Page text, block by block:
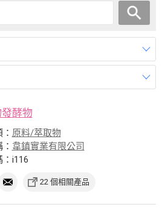
酵物
原料/萃取物
韋鎮實業有限公司
i116
22 個相關產品